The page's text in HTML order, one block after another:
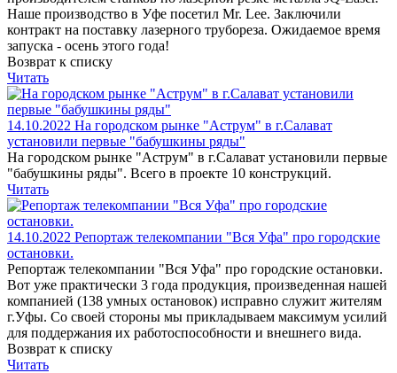
Наше производство в Уфе посетил Mr. Lee. Заключили
контракт на поставку лазерного трубореза. Ожидаемое время
запуска - осень этого года!
Возврат к списку
Читать
14.10.2022 На городском рынке "Аструм" в г.Салават
установили первые "бабушкины ряды"
На городском рынке "Аструм" в г.Салават установили первые
"бабушкины ряды". Всего в проекте 10 конструкций.
Читать
14.10.2022 Репортаж телекомпании "Вся Уфа" про городские
остановки.
Репортаж телекомпании "Вся Уфа" про городские остановки.
Вот уже практически 3 года продукция, произведенная нашей
компанией (138 умных остановок) исправно служит жителям
г.Уфы. Со своей стороны мы прикладываем максимум усилий
для поддержания их работоспособности и внешнего вида.
Возврат к списку
Читать